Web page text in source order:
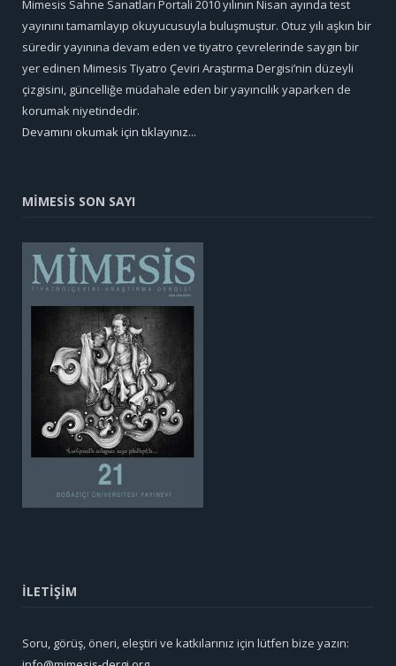
Mimesis Sahne Sanatları Portali 2010 yılının Nisan ayında test
yayınını tamamlayıp okuyucusuyla buluşmuştur. Otuz yılı aşkın bir
süredir yayınına devam eden ve tiyatro çevrelerinde saygın bir
yer edinen Mimesis Tiyatro Çeviri Araştırma Dergisi’nin düzeyli
çizgisini, güncelliğe müdahale eden bir yayıncılık yaparken de
korumak niyetindedir.
Devamını okumak için tıklayınız...
MİMESİS SON SAYI
İLETİŞİM
Soru, görüş, öneri, eleştiri ve katkılarınız için lütfen bize yazın: